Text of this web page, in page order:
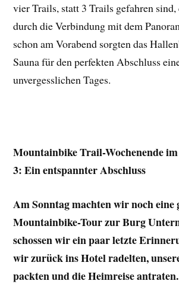
vier Trails, statt 3 Trails gefahren
durch die Verbindung mit dem
schon am Vorabend sorgten das
Sauna für den perfekten Abschluss
unvergesslichen Tages.
MountainbikeTrail-Wochenende
3: Ein entspannter Abschluss
Am Sonntag machten wir noch eine
Mountainbike-Tour zur Burg
schossen wir ein paar letzte
wir zurück ins Hotel radelten,
packten und die Heimreise antraten.